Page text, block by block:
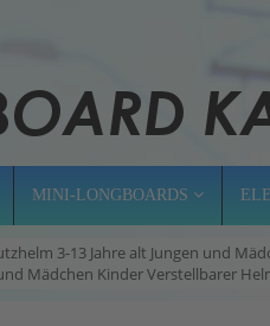
MINI-LONGBOARDS
3-13 Jahre alt Jungen und
Mädchen Kinder Verstellbarer